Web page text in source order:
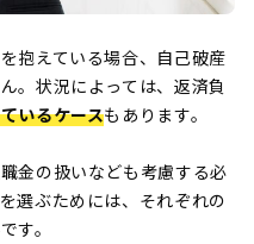
抱えている場合、自己破産
。状況によっては、返済負
いるケースもあります。
金の扱いなども考慮する必
選ぶためには、それぞれの
す。